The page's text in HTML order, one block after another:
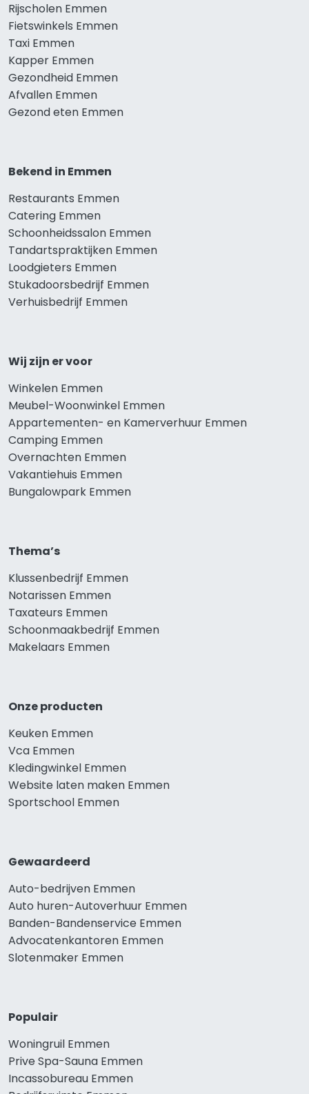
Rijscholen Emmen
Fietswinkels Emmen
Taxi Emmen
Kapper Emmen
Gezondheid Emmen
Afvallen Emmen
Gezond eten Emmen
Bekend in Emmen
Restaurants Emmen
Catering Emmen
Schoonheidssalon Emmen
Tandartspraktijken Emmen
Loodgieters Emmen
Stukadoorsbedrijf Emmen
Verhuisbedrijf Emmen
Wij zijn er voor
Winkelen Emmen
Meubel-Woonwinkel Emmen
Appartementen- en Kamerverhuur Emmen
Camping Emmen
Overnachten Emmen
Vakantiehuis Emmen
Bungalowpark Emmen
Thema’s
Klussenbedrijf Emmen
Notarissen Emmen
Taxateurs Emmen
Schoonmaakbedrijf Emmen
Makelaars Emmen
Onze producten
Keuken Emmen
Vca Emmen
Kledingwinkel Emmen
Website laten maken Emmen
Sportschool Emmen
Gewaardeerd
Auto-bedrijven Emmen
Auto huren-Autoverhuur Emmen
Banden-Bandenservice Emmen
Advocatenkantoren Emmen
Slotenmaker Emmen
Populair
Woningruil Emmen
Prive Spa-Sauna Emmen
Incassobureau Emmen